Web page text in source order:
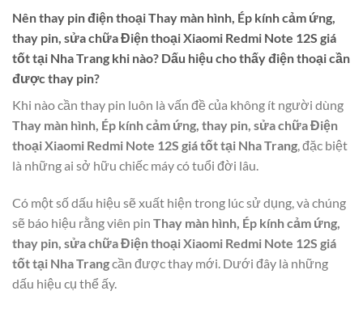
Nên thay pin điện thoạiThay màn hình, Ép kính cảm ứng,
thay pin, sửa chữa Điện thoại Xiaomi Redmi Note 12S giá
tốt tại Nha Trang khi nào? Dấu hiệu cho thấy điện thoại cần
được thay pin?
Khi nào cần thay pin luôn là vấn đề của không ít người dùng
Thay màn hình, Ép kính cảm ứng, thay pin, sửa chữa Điện
thoại Xiaomi Redmi Note 12S giá tốt tại Nha Trang, đặc biệt
là những ai sở hữu chiếc máy có tuổi đời lâu.
Có một số dấu hiệu sẽ xuất hiện trong lúc sử dụng, và chúng
sẽ báo hiệu rằng viên pin Thay màn hình, Ép kính cảm ứng,
thay pin, sửa chữa Điện thoại Xiaomi Redmi Note 12S giá
tốt tại Nha Trangcần được thay mới. Dưới đây là những
dấu hiệu cụ thể ấy.